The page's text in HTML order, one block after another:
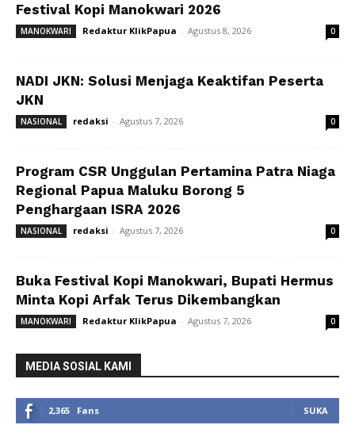
Festival Kopi Manokwari 2026
MANOKWARI Redaktur KlikPapua - Agustus 8, 2026 0
NADI JKN: Solusi Menjaga Keaktifan Peserta
JKN
NASIONAL redaksi - Agustus 7, 2026 0
Program CSR Unggulan Pertamina Patra Niaga
Regional Papua Maluku Borong 5
Penghargaan ISRA 2026
NASIONAL redaksi - Agustus 7, 2026 0
Buka Festival Kopi Manokwari, Bupati Hermus
Minta Kopi Arfak Terus Dikembangkan
MANOKWARI Redaktur KlikPapua - Agustus 7, 2026 0
MEDIA SOSIAL KAMI
2,365 Fans SUKA